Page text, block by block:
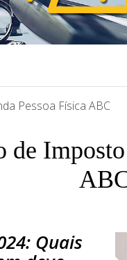
Pessoa Física ABC
de
Quais